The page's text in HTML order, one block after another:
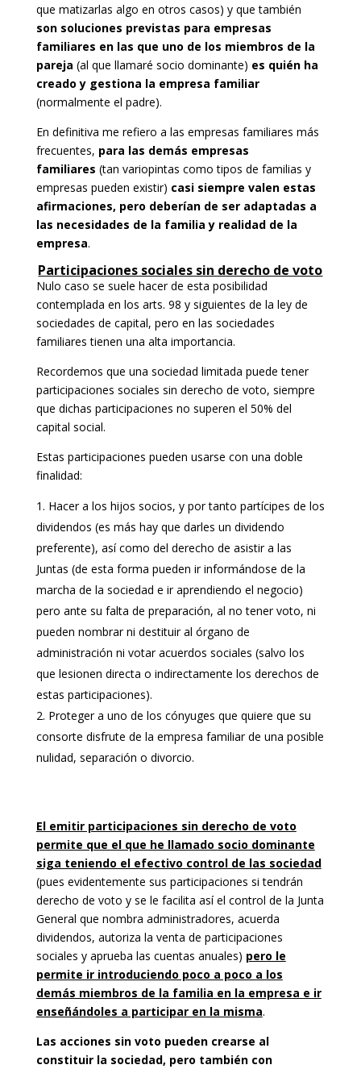
que matizarlas algo en otros casos) y que también
son soluciones previstas para empresas
familiares en las que uno de los miembros de la
pareja (al que llamaré socio dominante) es quién ha
creado y gestiona la empresa familiar
(normalmente el padre).
En definitiva me refiero a las empresas familiares más
frecuentes, para las demás empresas
familiares (tan variopintas como tipos de familias y
empresas pueden existir) casi siempre valen estas
afirmaciones, pero deberían de ser adaptadas a
las necesidades de la familia y realidad de la
empresa.
Participaciones sociales sin derecho de voto
Nulo caso se suele hacer de esta posibilidad
contemplada en los arts. 98 y siguientes de la ley de
sociedades de capital, pero en las sociedades
familiares tienen una alta importancia.
Recordemos que una sociedad limitada puede tener
participaciones sociales sin derecho de voto, siempre
que dichas participaciones no superen el 50% del
capital social.
Estas participaciones pueden usarse con una doble
finalidad:
Hacer a los hijos socios, y por tanto partícipes de los
dividendos (es más hay que darles un dividendo
preferente), así como del derecho de asistir a las
Juntas (de esta forma pueden ir informándose de la
marcha de la sociedad e ir aprendiendo el negocio)
pero ante su falta de preparación, al no tener voto, ni
pueden nombrar ni destituir al órgano de
administración ni votar acuerdos sociales (salvo los
que lesionen directa o indirectamente los derechos de
estas participaciones).
Proteger a uno de los cónyuges que quiere que su
consorte disfrute de la empresa familiar de una posible
nulidad, separación o divorcio.
El emitir participaciones sin derecho de voto
permite que el que he llamado socio dominante
siga teniendo el efectivo control de las sociedad
(pues evidentemente sus participaciones si tendrán
derecho de voto y se le facilita así el control de la Junta
General que nombra administradores, acuerda
dividendos, autoriza la venta de participaciones
sociales y aprueba las cuentas anuales) pero le
permite ir introduciendo poco a poco a los
demás miembros de la familia en la empresa e ir
enseñándoles a participar en la misma.
Las acciones sin voto pueden crearse al
constituir la sociedad, pero también con